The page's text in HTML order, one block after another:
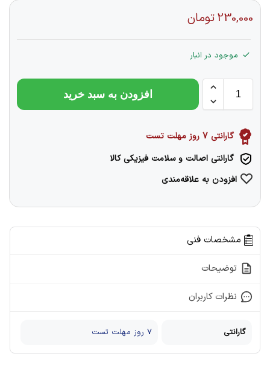
230,000تومان
موجود در انبار
افزودن به سبد خرید
گارانتی 7 روز مهلت تست
گارانتی اصالت و سلامت فیزیکی کالا
افزودن به علاقه‌مندی
مشخصات فنی
توضیحات
نظرات کاربران
گارانتی 7 روز مهلت تست